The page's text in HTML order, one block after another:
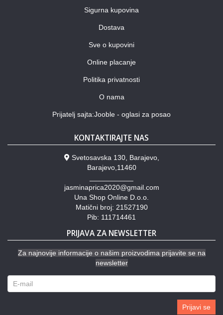
Sigurna kupovina
Dostava
Sve o kupovini
Online placanje
Politika privatnosti
O nama
Prijatelj sajta:Jooble - oglasi za posao
KONTAKTIRAJTE NAS
Svetosavska 130, Barajevo,
Barajevo,11460
jasminaprica2020@gmail.com
Una Shop Online D.o.o.
Matični broj: 21527190
Pib: 111714461
PRIJAVA ZA NEWSLETTER
Za najnovije informacije o našim proizvodima prijavite se na
newsletter
Prijavi se